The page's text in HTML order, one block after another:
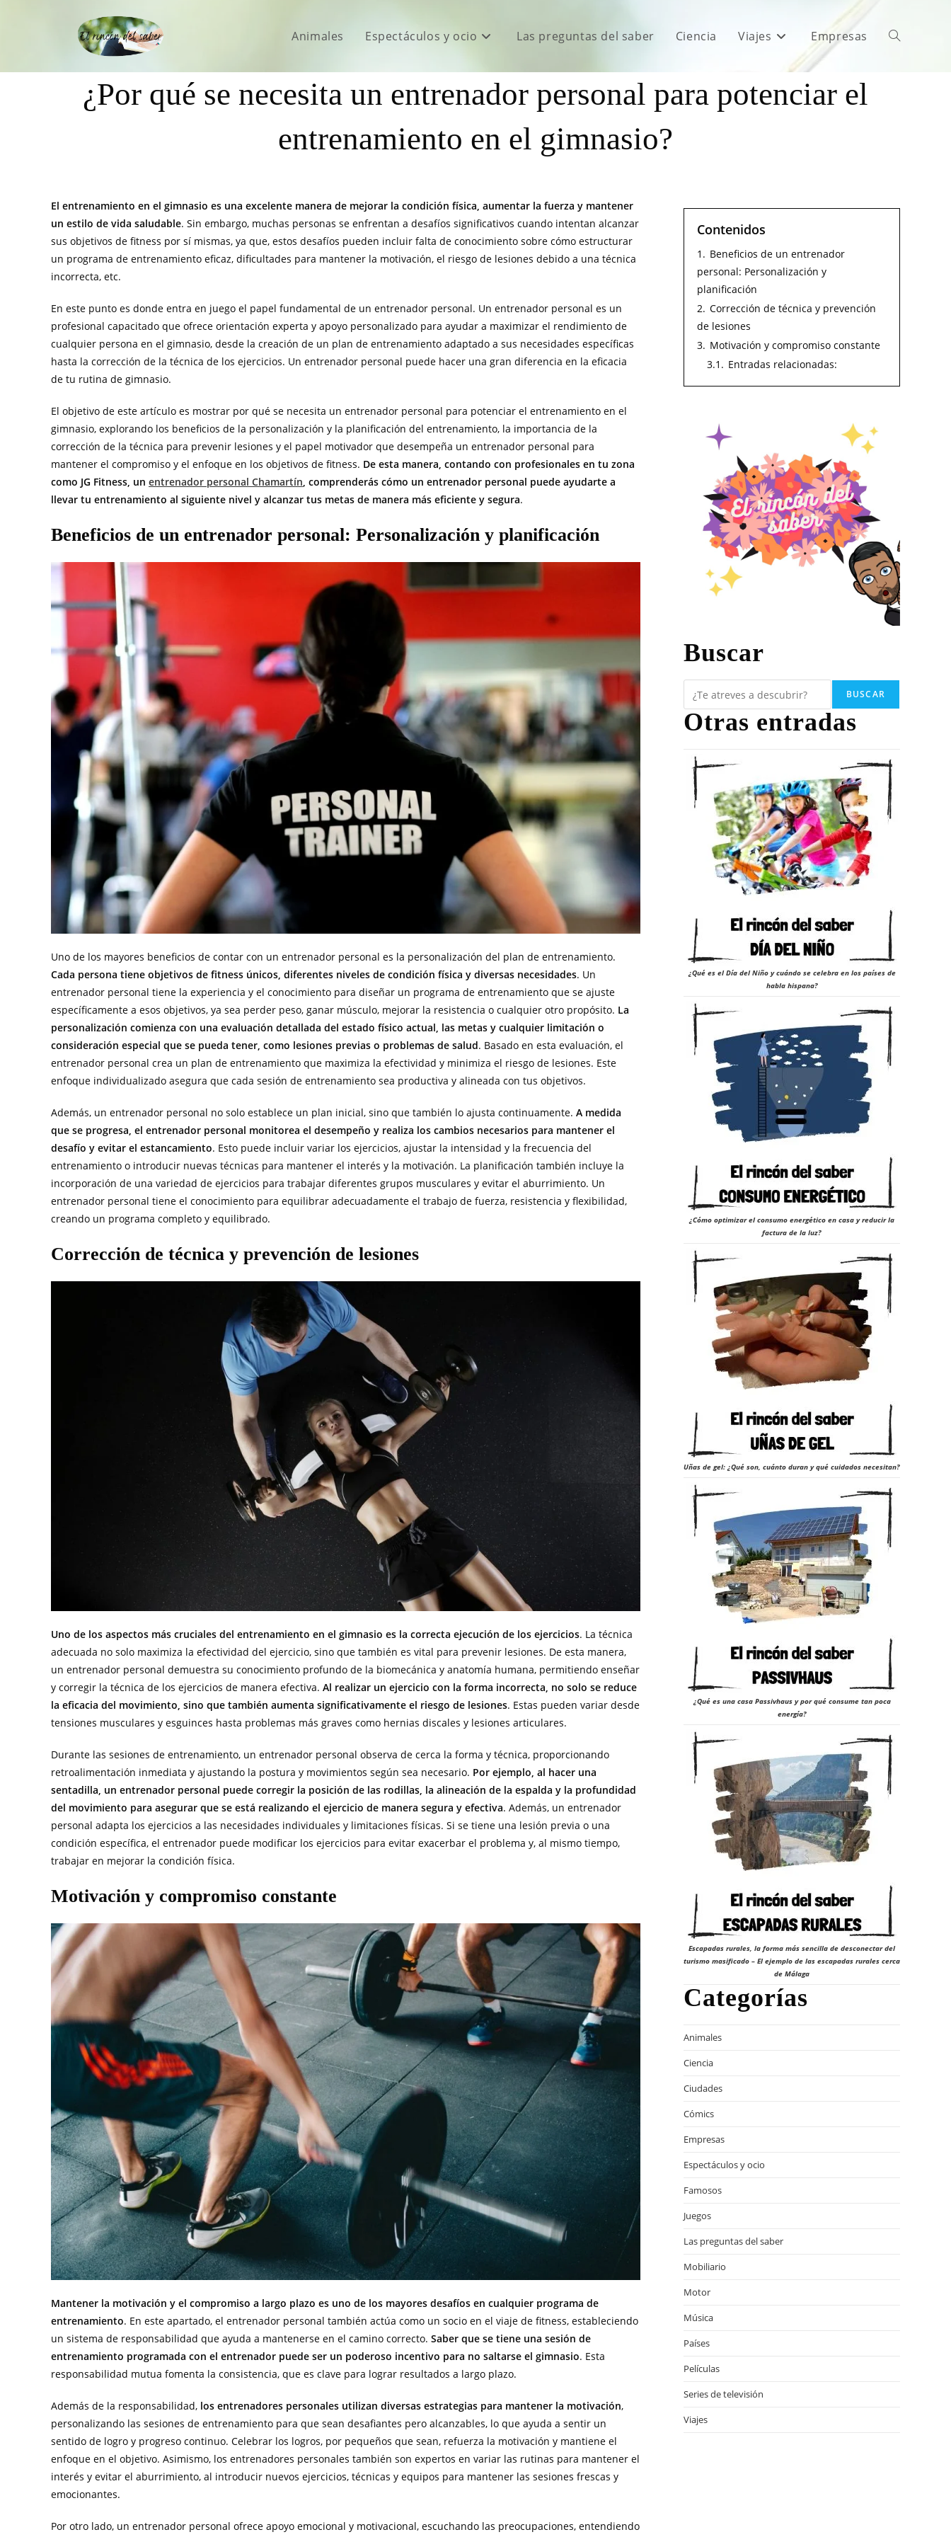
Animales Espectáculos y ocio Las preguntas del saber Ciencia Viajes Empresas
¿Por qué se necesita un entrenador personal para potenciar el
entrenamiento en el gimnasio?
El entrenamiento en el gimnasio es una excelente manera de mejorar la condición física, aumentar la fuerza y mantener
un estilo de vida saludable. Sin embargo, muchas personas se enfrentan a desafíos significativos cuando intentan alcanzar
sus objetivos de fitness por sí mismas, ya que, estos desafíos pueden incluir falta de conocimiento sobre cómo estructurar
un programa de entrenamiento eficaz, dificultades para mantener la motivación, el riesgo de lesiones debido a una técnica
incorrecta, etc.
En este punto es donde entra en juego el papel fundamental de un entrenador personal. Un entrenador personal es un
profesional capacitado que ofrece orientación experta y apoyo personalizado para ayudar a maximizar el rendimiento de
cualquier persona en el gimnasio, desde la creación de un plan de entrenamiento adaptado a sus necesidades específicas
hasta la corrección de la técnica de los ejercicios. Un entrenador personal puede hacer una gran diferencia en la eficacia
de tu rutina de gimnasio.
El objetivo de este artículo es mostrar por qué se necesita un entrenador personal para potenciar el entrenamiento en el
gimnasio, explorando los beneficios de la personalización y la planificación del entrenamiento, la importancia de la
corrección de la técnica para prevenir lesiones y el papel motivador que desempeña un entrenador personal para
mantener el compromiso y el enfoque en los objetivos de fitness. De esta manera, contando con profesionales en tu zona
como JG Fitness, un entrenador personal Chamartín, comprenderás cómo un entrenador personal puede ayudarte a
llevar tu entrenamiento al siguiente nivel y alcanzar tus metas de manera más eficiente y segura.
Beneficios de un entrenador personal: Personalización y planificación
Uno de los mayores beneficios de contar con un entrenador personal es la personalización del plan de entrenamiento.
Cada persona tiene objetivos de fitness únicos, diferentes niveles de condición física y diversas necesidades. Un
entrenador personal tiene la experiencia y el conocimiento para diseñar un programa de entrenamiento que se ajuste
específicamente a esos objetivos, ya sea perder peso, ganar músculo, mejorar la resistencia o cualquier otro propósito. La
personalización comienza con una evaluación detallada del estado físico actual, las metas y cualquier limitación o
consideración especial que se pueda tener, como lesiones previas o problemas de salud. Basado en esta evaluación, el
entrenador personal crea un plan de entrenamiento que maximiza la efectividad y minimiza el riesgo de lesiones. Este
enfoque individualizado asegura que cada sesión de entrenamiento sea productiva y alineada con tus objetivos.
Además, un entrenador personal no solo establece un plan inicial, sino que también lo ajusta continuamente. A medida
que se progresa, el entrenador personal monitorea el desempeño y realiza los cambios necesarios para mantener el
desafío y evitar el estancamiento. Esto puede incluir variar los ejercicios, ajustar la intensidad y la frecuencia del
entrenamiento o introducir nuevas técnicas para mantener el interés y la motivación. La planificación también incluye la
incorporación de una variedad de ejercicios para trabajar diferentes grupos musculares y evitar el aburrimiento. Un
entrenador personal tiene el conocimiento para equilibrar adecuadamente el trabajo de fuerza, resistencia y flexibilidad,
creando un programa completo y equilibrado.
Corrección de técnica y prevención de lesiones
Uno de los aspectos más cruciales del entrenamiento en el gimnasio es la correcta ejecución de los ejercicios. La técnica
adecuada no solo maximiza la efectividad del ejercicio, sino que también es vital para prevenir lesiones. De esta manera,
un entrenador personal demuestra su conocimiento profundo de la biomecánica y anatomía humana, permitiendo enseñar
y corregir la técnica de los ejercicios de manera efectiva. Al realizar un ejercicio con la forma incorrecta, no solo se reduce
la eficacia del movimiento, sino que también aumenta significativamente el riesgo de lesiones. Estas pueden variar desde
tensiones musculares y esguinces hasta problemas más graves como hernias discales y lesiones articulares.
Durante las sesiones de entrenamiento, un entrenador personal observa de cerca la forma y técnica, proporcionando
retroalimentación inmediata y ajustando la postura y movimientos según sea necesario. Por ejemplo, al hacer una
sentadilla, un entrenador personal puede corregir la posición de las rodillas, la alineación de la espalda y la profundidad
del movimiento para asegurar que se está realizando el ejercicio de manera segura y efectiva. Además, un entrenador
personal adapta los ejercicios a las necesidades individuales y limitaciones físicas. Si se tiene una lesión previa o una
condición específica, el entrenador puede modificar los ejercicios para evitar exacerbar el problema y, al mismo tiempo,
trabajar en mejorar la condición física.
Motivación y compromiso constante
Mantener la motivación y el compromiso a largo plazo es uno de los mayores desafíos en cualquier programa de
entrenamiento. En este apartado, el entrenador personal también actúa como un socio en el viaje de fitness, estableciendo
un sistema de responsabilidad que ayuda a mantenerse en el camino correcto. Saber que se tiene una sesión de
entrenamiento programada con el entrenador puede ser un poderoso incentivo para no saltarse el gimnasio. Esta
responsabilidad mutua fomenta la consistencia, que es clave para lograr resultados a largo plazo.
Además de la responsabilidad, los entrenadores personales utilizan diversas estrategias para mantener la motivación,
personalizando las sesiones de entrenamiento para que sean desafiantes pero alcanzables, lo que ayuda a sentir un
sentido de logro y progreso continuo. Celebrar los logros, por pequeños que sean, refuerza la motivación y mantiene el
enfoque en el objetivo. Asimismo, los entrenadores personales también son expertos en variar las rutinas para mantener el
interés y evitar el aburrimiento, al introducir nuevos ejercicios, técnicas y equipos para mantener las sesiones frescas y
emocionantes.
Por otro lado, un entrenador personal ofrece apoyo emocional y motivacional, escuchando las preocupaciones, entendiendo
Contenidos
1. Beneficios de un entrenador
personal: Personalización y
planificación
2. Corrección de técnica y prevención
de lesiones
3. Motivación y compromiso constante
3.1. Entradas relacionadas:
Buscar
BUSCAR
Otras entradas
¿Qué es el Día del Niño y cuándo se celebra en los países de
habla hispana?
¿Cómo optimizar el consumo energético en casa y reducir la
factura de la luz?
Uñas de gel: ¿Qué son, cuánto duran y qué cuidados necesitan?
¿Qué es una casa Passivhaus y por qué consume tan poca
energía?
Escapadas rurales, la forma más sencilla de desconectar del
turismo masificado – El ejemplo de las escapadas rurales cerca
de Málaga
Categorías
Animales
Ciencia
Ciudades
Cómics
Empresas
Espectáculos y ocio
Famosos
Juegos
Las preguntas del saber
Mobiliario
Motor
Música
Países
Películas
Series de televisión
Viajes